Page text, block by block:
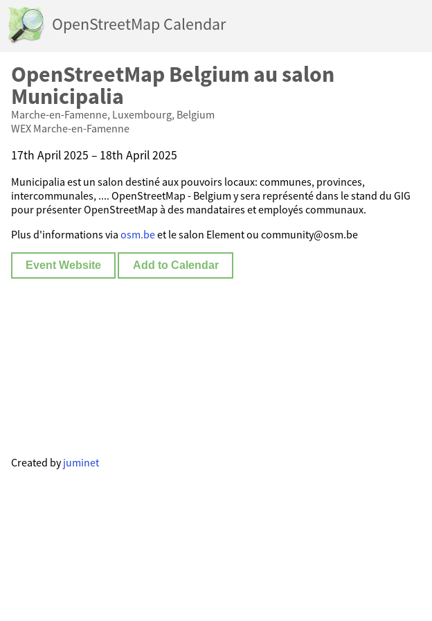
OpenStreetMap Calendar
OpenStreetMap Belgium au salon
Municipalia
Marche-en-Famenne, Luxembourg, Belgium
WEX Marche-en-Famenne
17th April 2025 – 18th April 2025
Municipalia est un salon destiné aux pouvoirs locaux: communes, provinces,
intercommunales, .... OpenStreetMap - Belgium y sera représenté dans le stand du GIG
pour présenter OpenStreetMap à des mandataires et employés communaux.
Plus d'informations via osm.beet le salon Element ou community@osm.be
Event Website Add to Calendar
Created byjuminet